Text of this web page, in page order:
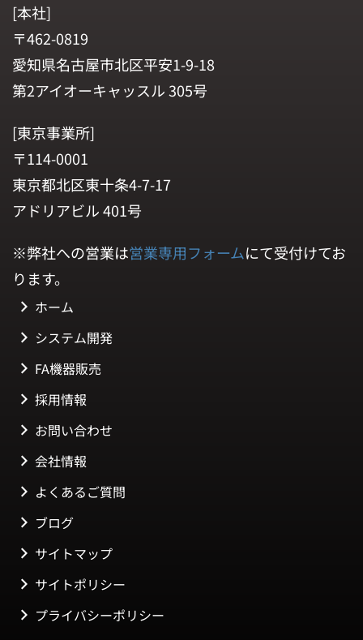
[本社]
〒462-0819
愛知県名古屋市北区平安1-9-18
第2アイオーキャッスル 305号
[東京事業所]
〒114-0001
東京都北区東十条4-7-17
アドリアビル 401号
※弊社への営業は営業専用フォームにて受付けてお
ります。
ホーム
システム開発
FA機器販売
採用情報
お問い合わせ
会社情報
よくあるご質問
ブログ
サイトマップ
サイトポリシー
プライバシーポリシー